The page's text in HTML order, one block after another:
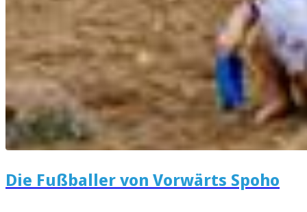
Die Fußballer von Vorwärts Spoho